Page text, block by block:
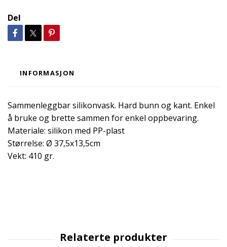
Del
INFORMASJON
Sammenleggbar silikonvask. Hard bunn og kant. Enkel
å bruke og brette sammen for enkel oppbevaring.
Materiale: silikon med PP-plast
Størrelse: Ø 37,5x13,5cm
Vekt: 410 gr.